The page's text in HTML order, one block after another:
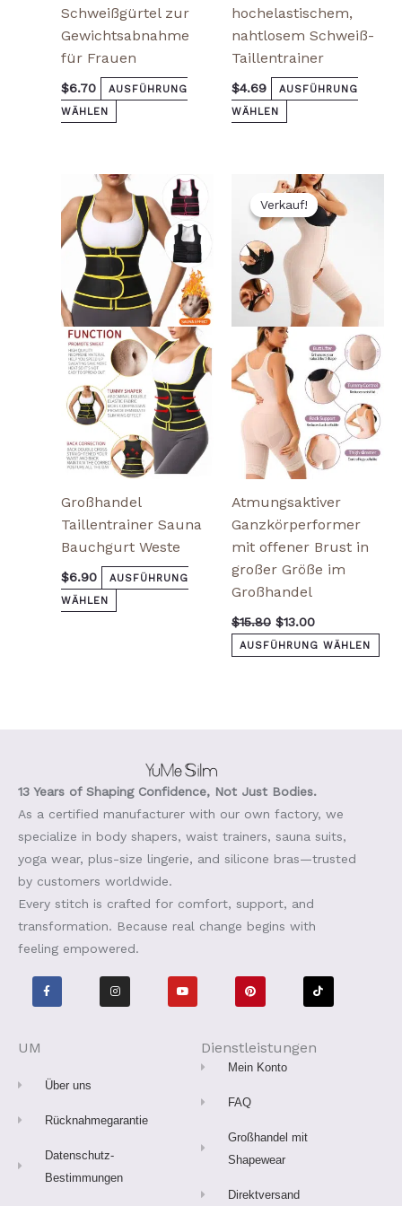
Schweißgürtel zur
Gewichtsabnahme
für Frauen
$6.70
AUSFÜHRUNG
WÄHLEN
hochelastischem,
nahtlosem Schweiß-
Taillentrainer
$4.69
AUSFÜHRUNG
WÄHLEN
Großhandel
Taillentrainer Sauna
Bauchgurt Weste
$6.90
AUSFÜHRUNG
WÄHLEN
Dieses
Produkt
weist
mehrere
Varianten
auf.
Optionen
können
auf
der
Produktseite
gewählt
werden
Verkauf!
Verkauf!
Atmungsaktiver
Ganzkörperformer
mit offener Brust in
großer Größe im
Großhandel
$15.80
Ursprünglicher
Preis
war:
$15.80
$13.00
Aktueller
Preis
ist:
$13.00.
AUSFÜHRUNG WÄHLEN
auf
der
13 Years of Shaping Confidence, Not Just Bodies.
As a certified manufacturer with our own factory, we
specialize in body shapers, waist trainers, sauna suits,
yoga wear, plus-size lingerie, and silicone bras—trusted
by customers worldwide.
Every stitch is crafted for comfort, support, and
transformation. Because real change begins with
feeling empowered.
F
a
c
e
I
n
s
t
Y
o
u
t
P
i
n
t
s
t
T
i
k
t
UM
Über uns
Rücknahmegarantie
Datenschutz-
Bestimmungen
Dienstleistungen
Mein Konto
FAQ
Großhandel mit
Shapewear
Direktversand